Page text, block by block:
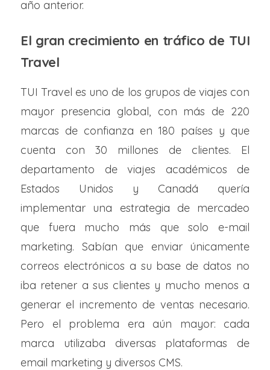
año anterior.
El gran crecimiento en tráfico de TUI
Travel
TUI Travel es uno de los grupos de viajes con
mayor presencia global, con más de 220
marcas de confianza en 180 países y que
cuenta con 30 millones de clientes. El
departamento de viajes académicos de
Estados Unidos y Canadá quería
implementar una estrategia de mercadeo
que fuera mucho más que solo e-mail
marketing. Sabían que enviar únicamente
correos electrónicos a su base de datos no
iba retener a sus clientes y mucho menos a
generar el incremento de ventas necesario.
Pero el problema era aún mayor: cada
marca utilizaba diversas plataformas de
email marketing y diversos CMS.